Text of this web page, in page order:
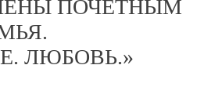
ПОЧЕТНЫМ
ЛЮБОВЬ.»